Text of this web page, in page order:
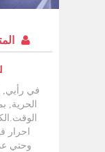
في رأيي,
الحرية,
احرار
وحتي